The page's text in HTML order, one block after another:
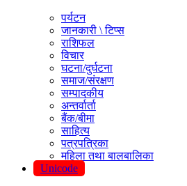
पर्यटन
जानकारी \ टिप्स
राशिफल
विचार
घटना/दुर्घटना
समाज/संरक्षण
सम्पादकीय
अन्तर्वार्ता
बैंक/बीमा
साहित्य
पत्रपत्रिका
महिला तथा बालबालिका
Unicode